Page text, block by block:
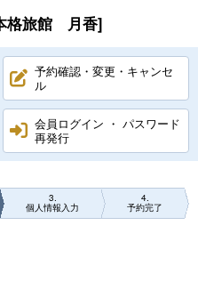
格旅館 月香]
予約確認・変更・キャンセ
ル
会員ログイン ・ パスワード
再発行
3
個人情報入力
4
予約完了